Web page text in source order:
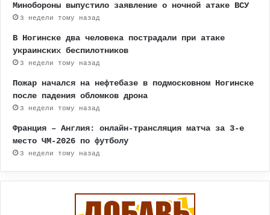
Минобороны выпустило заявление о ночной атаке ВСУ
3 недели тому назад
В Ногинске два человека пострадали при атаке
украинских беспилотников
3 недели тому назад
Пожар начался на нефтебазе в подмосковном Ногинске
после падения обломков дрона
3 недели тому назад
Франция – Англия: онлайн-трансляция матча за 3-е
место ЧМ-2026 по футболу
3 недели тому назад